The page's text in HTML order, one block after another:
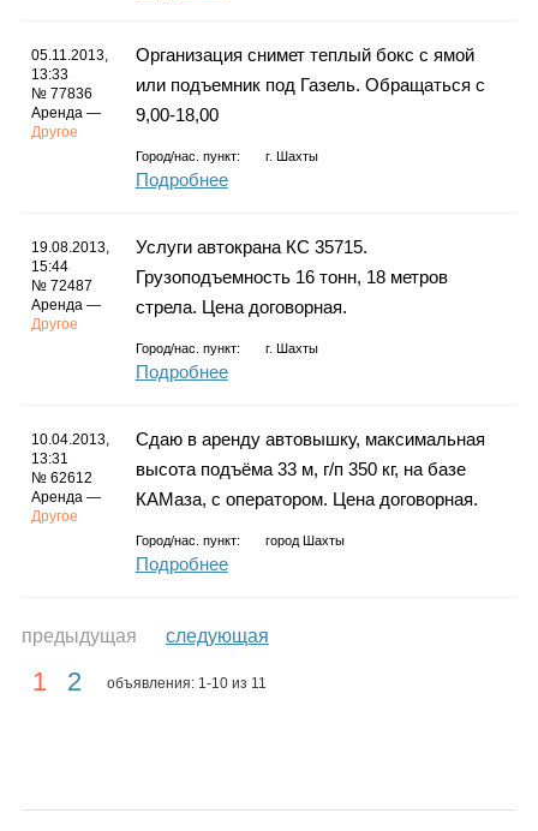
05.11.2013,
13:33
№ 77836
Аренда —
Другое
Организация снимет теплый бокс с ямой
или подъемник под Газель. Обращаться с
9,00-18,00
Город/нас. пункт: г. Шахты
Подробнее
19.08.2013,
15:44
№ 72487
Аренда —
Другое
Услуги автокрана КС 35715.
Грузоподъемность 16 тонн, 18 метров
стрела. Цена договорная.
Город/нас. пункт: г. Шахты
Подробнее
10.04.2013,
13:31
№ 62612
Аренда —
Другое
Сдаю в аренду автовышку, максимальная
высота подъёма 33 м, г/п 350 кг, на базе
КАМаза, с оператором. Цена договорная.
Город/нас. пункт: город Шахты
Подробнее
предыдущая следующая
1 2 объявления: 1-10 из 11